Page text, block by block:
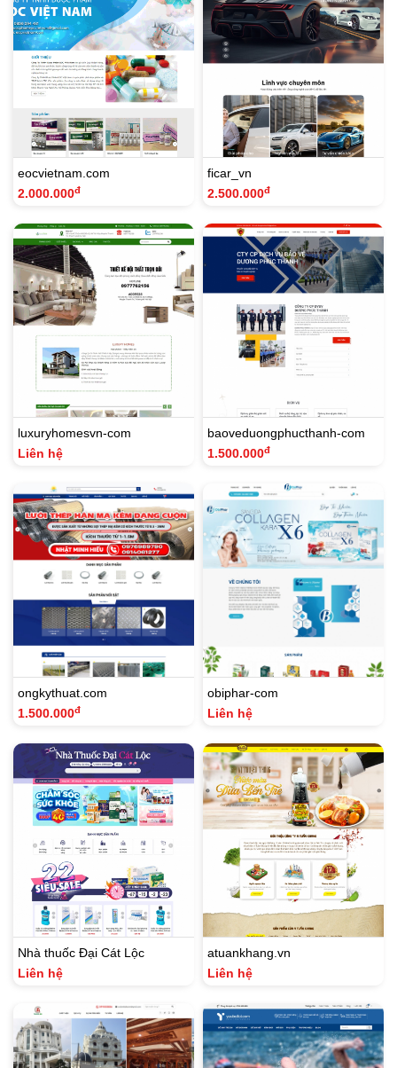
eocvietnam.com
2.000.000đ
ficar_vn
2.500.000đ
luxuryhomesvn-com
Liên hệ
baoveduongphucthanh-com
1.500.000đ
ongkythuat.com
1.500.000đ
obiphar-com
Liên hệ
Nhà thuốc Đại Cát Lộc
Liên hệ
atuankhang.vn
Liên hệ